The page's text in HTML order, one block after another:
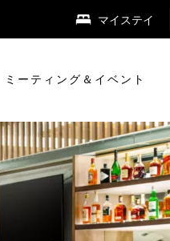
マイステイ
ミーティング＆イベント